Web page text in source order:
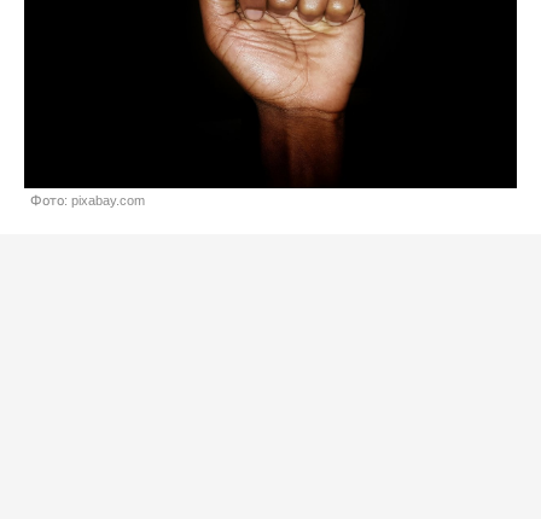
Фото: pixabay.com